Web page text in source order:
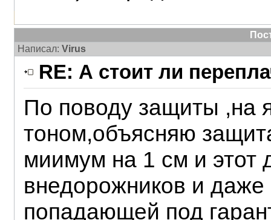
Написал: Virus
RE: А стоит ли
По поводу защиты ,на
тоном,объясняю
миимум на 1 см и этот
внедорожников и даже
попадающей под